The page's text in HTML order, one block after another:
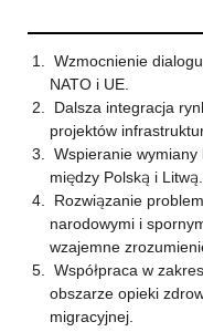
Wzmocnienie
NATO i UE.
Dalsza integracja
projektów
Wspieranie
między Polską i Litwą.
Rozwiązanie
narodowymi i
wzajemne
Współpraca w
obszarze opieki
migracyjnej.